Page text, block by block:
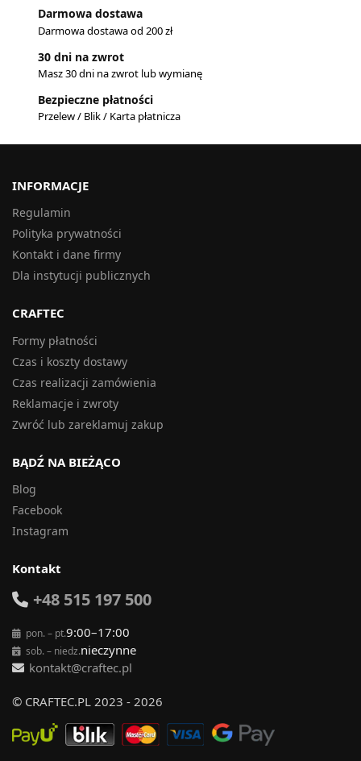
Darmowa dostawa
Darmowa dostawa od 200 zł
30 dni na zwrot
Masz 30 dni na zwrot lub wymianę
Bezpieczne płatności
Przelew / Blik / Karta płatnicza
INFORMACJE
Regulamin
Polityka prywatności
Kontakt i dane firmy
Dla instytucji publicznych
CRAFTEC
Formy płatności
Czas i koszty dostawy
Czas realizacji zamówienia
Reklamacje i zwroty
Zwróć lub zareklamuj zakup
BĄDŹ NA BIEŻĄCO
Blog
Facebook
Instagram
Kontakt
+48 515 197 500
pon. – pt.9:00–17:00
sob. – niedz.nieczynne
kontakt@craftec.pl
© CRAFTEC.PL 2023 - 2026